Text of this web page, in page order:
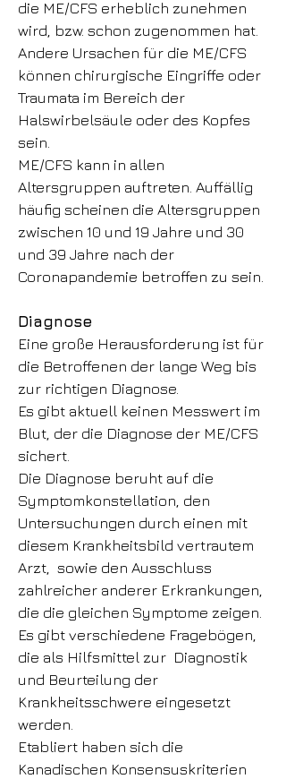
die ME/CFS erheblich zunehmen
wird, bzw. schon zugenommen hat.
Andere Ursachen für die ME/CFS
können chirurgische Eingriffe oder
Traumata im Bereich der
Halswirbelsäule oder des Kopfes
sein.
ME/CFS kann in allen
Altersgruppen auftreten. Auffällig
häufig scheinen die Altersgruppen
zwischen 10 und 19 Jahre und 30
und 39 Jahre nach der
Coronapandemie betroffen zu sein.
Diagnose
Eine große Herausforderung ist für
die Betroffenen der lange Weg bis
zur richtigen Diagnose.
Es gibt aktuell keinen Messwert im
Blut, der die Diagnose der ME/CFS
sichert.
Die Diagnose beruht auf die
Symptomkonstellation, den
Untersuchungen durch einen mit
diesem Krankheitsbild vertrautem
Arzt, sowie den Ausschluss
zahlreicher anderer Erkrankungen,
die die gleichen Symptome zeigen.
Es gibt verschiedene Fragebögen,
die als Hilfsmittel zur Diagnostik
und Beurteilung der
Krankheitsschwere eingesetzt
werden.
Etabliert haben sich die
Kanadischen Konsensuskriterien